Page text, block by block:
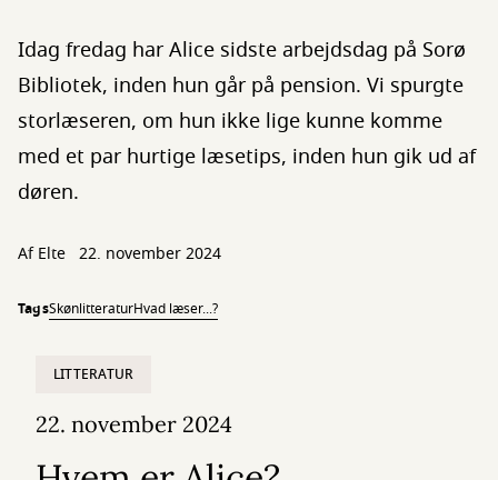
Idag fredag har Alice sidste arbejdsdag på Sorø
Bibliotek, inden hun går på pension. Vi spurgte
storlæseren, om hun ikke lige kunne komme
med et par hurtige læsetips, inden hun gik ud af
døren.
AfElte 22. november 2024
TagsSkønlitteraturHvad læser...?
LITTERATUR
22. november 2024